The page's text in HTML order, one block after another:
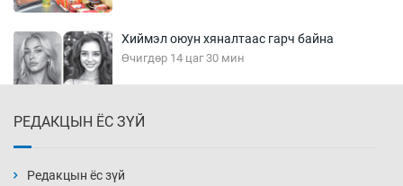
Хиймэл оюун хяналтаас гарч байна
Өчигдөр 14 цаг 30 мин
Өчигдөр 14 цаг 00 мин
РЕДАКЦЫН ЁС ЗҮЙ
Редакцын ёс зүй